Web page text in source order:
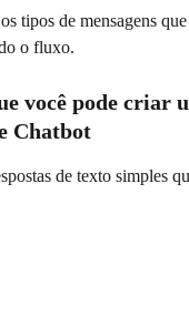
tipos de mensagens
o fluxo.
você pode criar
Chatbot
de texto simples